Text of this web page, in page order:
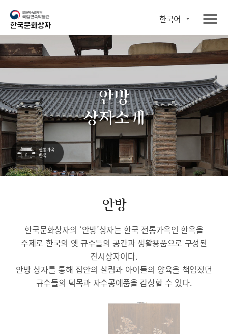
한국어
안방
상자소개
안방
한국문화상자의 ‘안방’상자는 한국 전통가옥인 한옥을
주제로 한국의 옛 규수들의 공간과 생활용품으로 구성된
전시상자이다.
안방 상자를 통해 집안의 살림과 아이들의 양육을 책임졌던
규수들의 덕목과 자수공예품을 감상할 수 있다.